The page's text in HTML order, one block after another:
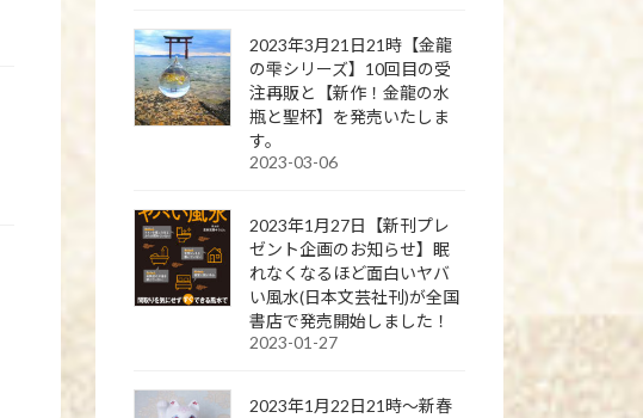
2023年3月21日21時【金龍
の雫シリーズ】10回目の受
注再販と【新作！金龍の水
瓶と聖杯】を発売いたしま
す。
2023-03-06
2023年1月27日【新刊プレ
ゼント企画のお知らせ】眠
れなくなるほど面白いヤバ
い風水(日本文芸社刊)が全国
書店で発売開始しました！
2023-01-27
2023年1月22日21時～新春